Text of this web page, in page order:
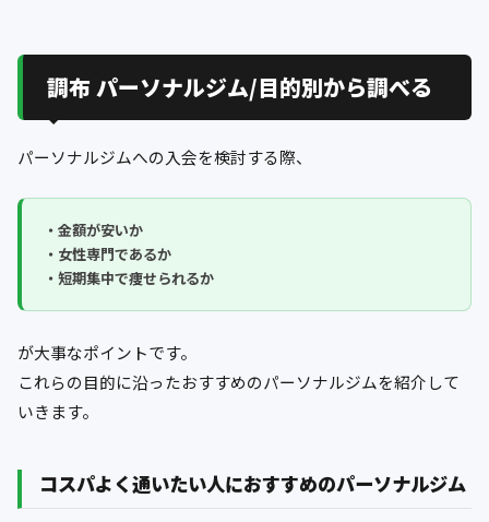
調布 パーソナルジム/目的別から調べる
パーソナルジムへの入会を検討する際、
・金額が安いか
・女性専門であるか
・短期集中で痩せられるか
が大事なポイントです。
これらの目的に沿ったおすすめのパーソナルジムを紹介して
いきます。
コスパよく通いたい人におすすめのパーソナルジム